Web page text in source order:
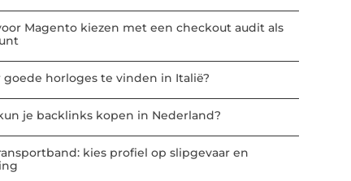
Magento kiezen met een checkout audit als
goede horloges te vinden in Italië?
je backlinks kopen in Nederland?
kies profiel op slipgevaar en